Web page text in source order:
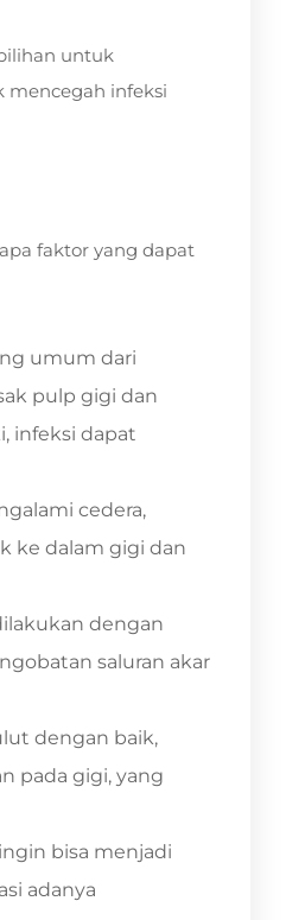
untuk
mencegah infeksi
faktor yang dapat
umum dari
pulp gigi dan
infeksi dapat
cedera,
ke dalam gigi dan
dengan
saluran akar
dengan baik,
pada gigi, yang
bisa menjadi
adanya